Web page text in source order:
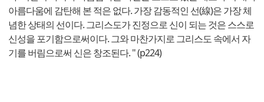
아름다움에 감탄해 본 적은 없다. 가장 감동적인 선(線)은 가장 체
념한 상태의 선이다. 그리스도가 진정으로 신이 되는 것은 스스로
신성을 포기함으로써이다. 그와 마찬가지로 그리스도 속에서 자
기를 버림으로써 신은 창조된다. " (p224)